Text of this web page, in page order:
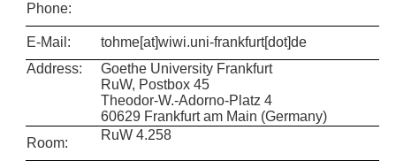
Department EQ
Home
Prof. Dr. Alfons J. Weichenrieder
Phone:
E-Mail:
tohme[at]wiwi.uni-frankfurt[dot]de
Address:
Goethe University Frankfurt
RuW, Postbox 45
Theodor-W.-Adorno-Platz 4
60629 Frankfurt am Main (Germany)
Room:
RuW 4.258